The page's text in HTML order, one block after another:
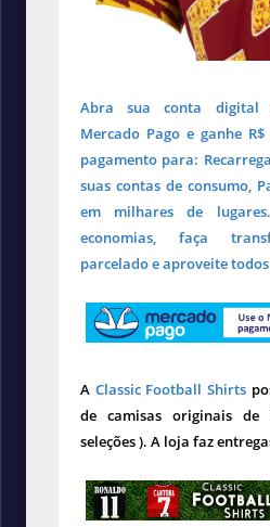
Abra sua conta digital
Mercado Pago e ganhe
pagamento para:
suas contas de consumo,
em milhares de
economias, faça
parcelado e aproveite
A Classic Football Shirts
de camisas originais
seleções ). A loja faz